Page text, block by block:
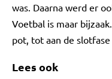
was. Daarna werd er
Voetbal is maar
pot, tot aan de slotfase
Lees ook